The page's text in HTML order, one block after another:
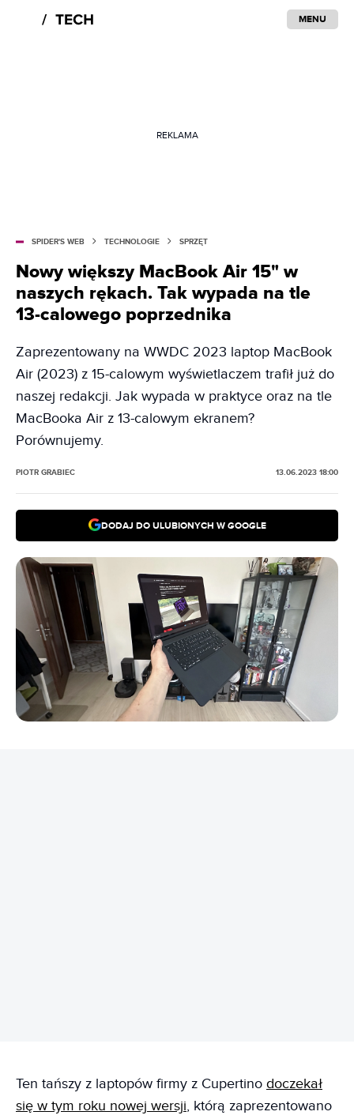
MENU
REKLAMA
SPIDER'S WEB TECHNOLOGIE SPRZĘT
Nowy większy MacBook Air 15" w
naszych rękach. Tak wypada na tle
13-calowego poprzednika
Zaprezentowany na WWDC 2023 laptop MacBook
Air (2023) z 15-calowym wyświetlaczem trafił już do
naszej redakcji. Jak wypada w praktyce oraz na tle
MacBooka Air z 13-calowym ekranem?
Porównujemy.
PIOTR GRABIEC 13.06.2023 18:00
DODAJ DO ULUBIONYCH W GOOGLE
Ten tańszy z laptopów firmy z Cupertino doczekał
się w tym roku nowej wersji, którą zaprezentowano